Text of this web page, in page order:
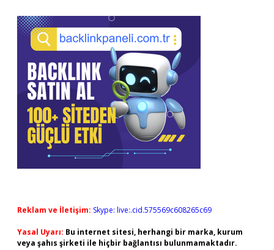
Reklam ve İletişim: Skype: live:.cid.575569c608265c69
Yasal Uyarı: Bu internet sitesi, herhangi bir marka, kurum
veya şahıs şirketi ile hiçbir bağlantısı bulunmamaktadır.